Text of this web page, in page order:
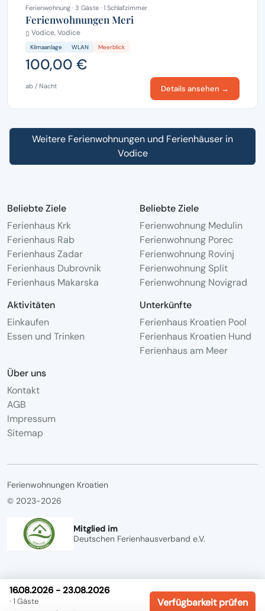
Ferienwohnung · 3 Gäste · 1 Schlafzimmer
Ferienwohnungen Meri
Vodice, Vodice
Klimaanlage WLAN Meerblick
100,00 €
ab / Nacht Details ansehen →
Weitere Ferienwohnungen und Ferienhäuser in
Vodice
16.08.2026 - 23.08.2026
· 1 Gäste Verfügbarkeit prüfen
Beliebte Ziele
Ferienhaus Krk
Ferienhaus Rab
Ferienhaus Zadar
Ferienhaus Dubrovnik
Ferienhaus Makarska
Beliebte Ziele
Ferienwohnung Medulin
Ferienwohnung Porec
Ferienwohnung Rovinj
Ferienwohnung Split
Ferienwohnung Novigrad
Aktivitäten
Einkaufen
Essen und Trinken
Unterkünfte
Ferienhaus Kroatien Pool
Ferienhaus Kroatien Hund
Ferienhaus am Meer
Über uns
Kontakt
AGB
Impressum
Sitemap
Ferienwohnungen Kroatien
© 2023-2026
Mitglied im
Deutschen Ferienhausverband e.V.